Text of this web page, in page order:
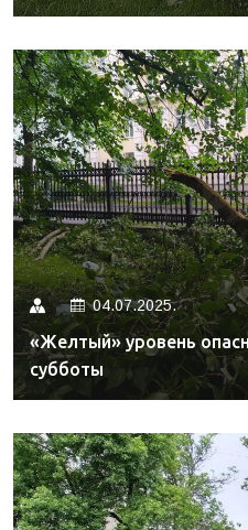
04.07.2025.
«Желтый» уровень
субботы